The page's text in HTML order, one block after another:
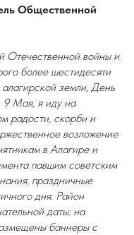
Общественной
Отечественной войны и
более шестидесяти
земли, День
9 Мая, я иду на
радости, скорби и
возложение
в Алагире и
павшим советским
праздничные
дня. Район
даты: на
баннеры с